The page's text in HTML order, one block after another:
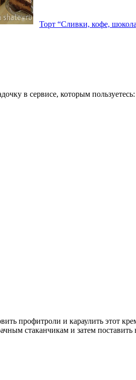
Торт “Сливки, кофе,
в сервисе, которым пользуетесь:
профитроли и караулить этот
стаканчикам и затем